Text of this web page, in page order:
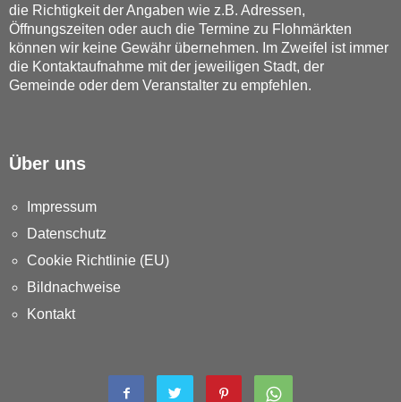
die Richtigkeit der Angaben wie z.B. Adressen,
Öffnungszeiten oder auch die Termine zu Flohmärkten
können wir keine Gewähr übernehmen. Im Zweifel ist immer
die Kontaktaufnahme mit der jeweiligen Stadt, der
Gemeinde oder dem Veranstalter zu empfehlen.
Über uns
Impressum
Datenschutz
Cookie Richtlinie (EU)
Bildnachweise
Kontakt